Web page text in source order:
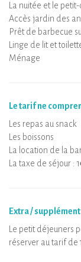
La nuitée et le
Accès jardin des
Prêt de barbecue
Linge de lit et
Ménage
Le tarif ne
Les repas au snack
Les boissons
La location de la
La taxe de séjour :
Extra / supplément
Le petit déjeuners
réserver au tarif de